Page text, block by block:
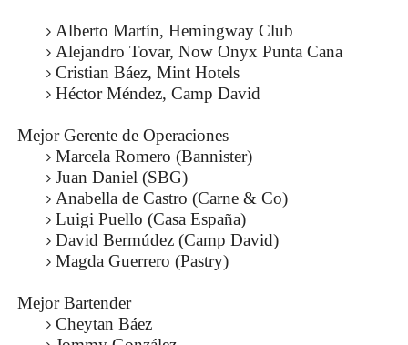
Alberto Martín, Hemingway Club
Alejandro Tovar, Now Onyx Punta Cana
Cristian Báez, Mint Hotels
Héctor Méndez, Camp David
Mejor Gerente de Operaciones
Marcela Romero (Bannister)
Juan Daniel (SBG)
Anabella de Castro (Carne & Co)
Luigi Puello (Casa España)
David Bermúdez (Camp David)
Magda Guerrero (Pastry)
Mejor Bartender
Cheytan Báez